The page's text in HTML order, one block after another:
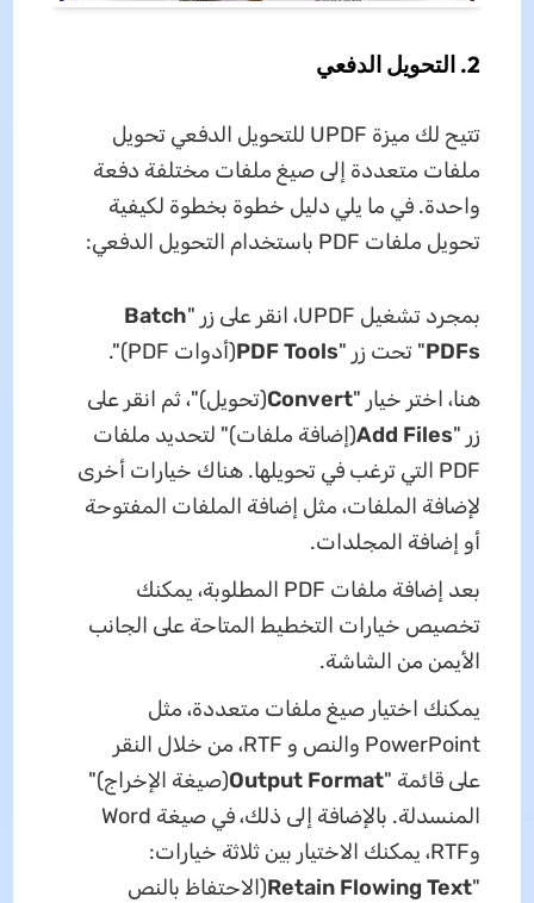
2. التحويل الدفعي
تتيح لك ميزة UPDF للتحويل الدفعي تحويل
ملفات متعددة إلى صيغ ملفات مختلفة دفعة
واحدة. في ما يلي دليل خطوة بخطوة لكيفية
تحويل ملفات PDF باستخدام التحويل الدفعي:
بمجرد تشغيل UPDF، انقر على زر "
Batch
PDFs" تحت زر "PDF Tools(أدوات PDF)".
هنا، اختر خيار "Convert(تحويل)"، ثم انقر على
زر "Add Files(إضافة ملفات)" لتحديد ملفات
PDF التي ترغب في تحويلها. هناك خيارات أخرى
لإضافة الملفات، مثل إضافة الملفات المفتوحة
أو إضافة المجلدات.
بعد إضافة ملفات PDF المطلوبة، يمكنك
تخصيص خيارات التخطيط المتاحة على الجانب
الأيمن من الشاشة.
يمكنك اختيار صيغ ملفات متعددة، مثل
PowerPoint والنص و RTF، من خلال النقر
على قائمة "Output Format(صيغة الإخراج)"
المنسدلة. بالإضافة إلى ذلك، في صيغة Word
وRTF، يمكنك الاختيار بين ثلاثة خيارات:
"
Retain Flowing Text(الاحتفاظ بالنص